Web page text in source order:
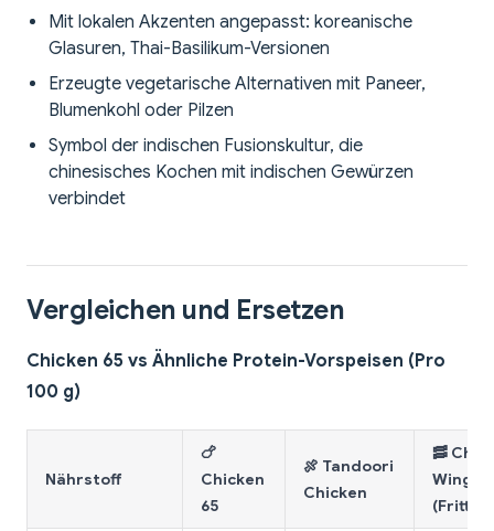
Mit lokalen Akzenten angepasst: koreanische
Glasuren, Thai-Basilikum-Versionen
Erzeugte vegetarische Alternativen mit Paneer,
Blumenkohl oder Pilzen
Symbol der indischen Fusionskultur, die
chinesisches Kochen mit indischen Gewürzen
verbindet
Vergleichen und Ersetzen
Chicken 65 vs Ähnliche Protein-Vorspeisen (Pro
100 g)
Nährstoff
🍗
Chicken
65
🍖 Tandoori
Chicken
🥓
Wings